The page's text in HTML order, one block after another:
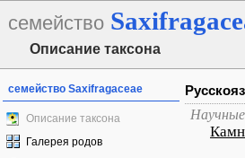
семейство
Описание таксона
семейство Saxifragaceae
Описание таксона
Галерея родов